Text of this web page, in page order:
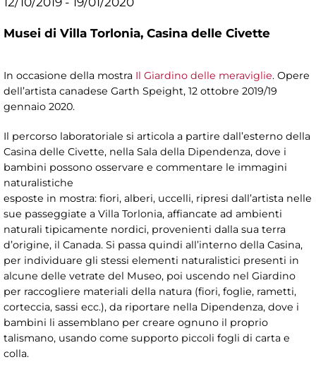
Musei di Villa Torlonia, Casina delle Civette
In occasione della mostra Il Giardino delle meraviglie. Opere
dell’artista canadese Garth Speight, 12 ottobre 2019/19
gennaio 2020.
Il percorso laboratoriale si articola a partire dall’esterno della
Casina delle Civette, nella Sala della Dipendenza, dove i
bambini possono osservare e commentare le immagini
naturalistiche
esposte in mostra: fiori, alberi, uccelli, ripresi dall’artista nelle
sue passeggiate a Villa Torlonia, affiancate ad ambienti
naturali tipicamente nordici, provenienti dalla sua terra
d’origine, il Canada. Si passa quindi all’interno della Casina,
per individuare gli stessi elementi naturalistici presenti in
alcune delle vetrate del Museo, poi uscendo nel Giardino
per raccogliere materiali della natura (fiori, foglie, rametti,
corteccia, sassi ecc.), da riportare nella Dipendenza, dove i
bambini li assemblano per creare ognuno il proprio
talismano, usando come supporto piccoli fogli di carta e
colla.